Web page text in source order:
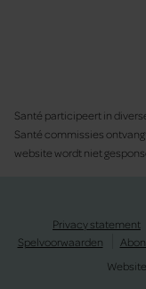
Santé participeert in
Santé commissies
website wordt niet
Privacy statement
Spelvoorwaarden